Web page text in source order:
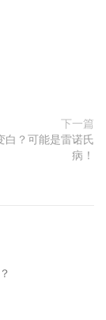
下一篇
白？可能是雷诺氏
病！